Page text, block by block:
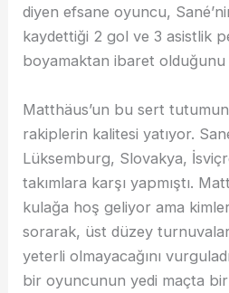
diyen efsane oyuncu,
kaydettiği 2 gol ve 3 asistlik
boyamaktan ibaret olduğunu
Matthäus’un bu sert
rakiplerin kalitesi yatıyor.
Lüksemburg, Slovakya,
takımlara karşı yapmıştı.
kulağa hoş geliyor ama
sorarak, üst düzey
yeterli olmayacağını
bir oyuncunun yedi maçta bir